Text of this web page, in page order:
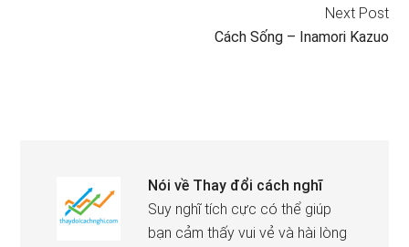
Next Post
Cách Sống – Inamori Kazuo
Nói về Thay đổi cách nghĩ
Suy nghĩ tích cực có thể giúp
bạn cảm thấy vui vẻ và hài lòng